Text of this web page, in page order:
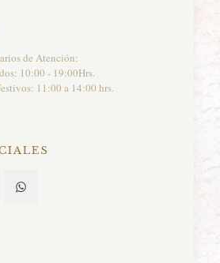
de Atención:
10:00 - 19:00Hrs.
11:00 a 14:00 hrs.